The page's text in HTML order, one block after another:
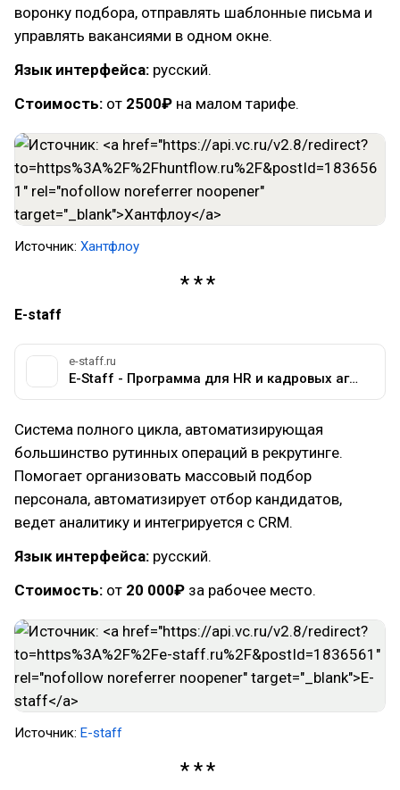
воронку подбора, отправлять шаблонные письма и
управлять вакансиями в одном окне.
Язык интерфейса: русский.
Стоимость: от 2500₽ на малом тарифе.
Источник: Хантфлоу
E-staff
e-staff.ru
E-Staff - Программа для HR и кадровых агентств, автоматизация подбора персонала
Система полного цикла, автоматизирующая
большинство рутинных операций в рекрутинге.
Помогает организовать массовый подбор
персонала, автоматизирует отбор кандидатов,
ведет аналитику и интегрируется с CRM.
Язык интерфейса: русский.
Стоимость: от 20 000₽ за рабочее место.
Источник: E-staff